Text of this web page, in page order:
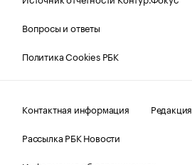
Вопросы и ответы
Политика Cookies РБК
Контактная информация
Редакция
Рассылка РБК Новости